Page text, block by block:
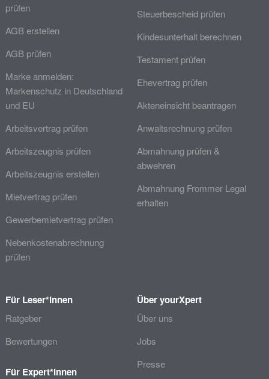
prüfen
AGB erstellen
AGB prüfen
Marke anmelden:
Markenschutz in Deutschland
und EU
Arbeitsvertrag prüfen
Arbeitszeugnis prüfen
Arbeitszeugnis erstellen
Mietvertrag prüfen
Gewerbemietvertrag prüfen
Nebenkostenabrechnung
prüfen
Steuerbescheid prüfen
Kindesunterhalt berechnen
Testament prüfen
Ehevertrag prüfen
Akteneinsicht beantragen
Anwaltsrechnung prüfen
Abmahnung prüfen &
abwehren
Abmahnung Frommer Legal
erhalten
Für Leser*innen
Ratgeber
Bewertungen
Für Expert*innen
Über yourXpert
Über uns
Jobs
Presse